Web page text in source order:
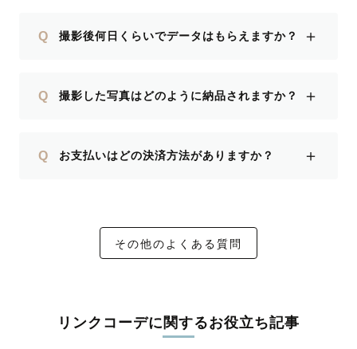
Q 撮影後何日くらいでデータはもらえますか？ ＋
Q 撮影した写真はどのように納品されますか？ ＋
Q お支払いはどの決済方法がありますか？ ＋
その他のよくある質問
リンクコーデに関するお役立ち記事